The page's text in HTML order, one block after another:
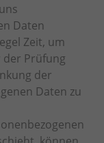
Daten
Zeit, um
der Prüfung
der
Daten zu